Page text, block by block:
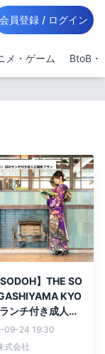
会員登録 / ログイン
メ・ゲーム BtoB・
】THE SO
KYO
ンチ付き成人式
、10月販売開
09-24 19:30
式会社